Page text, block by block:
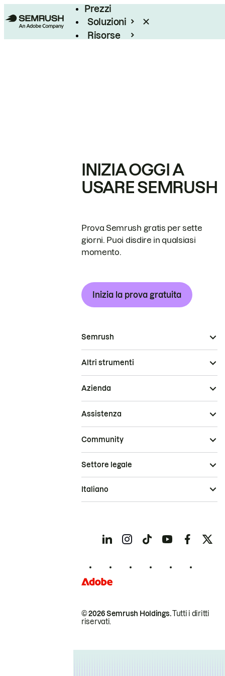
Prezzi
Soluzioni
Risorse
INIZIA OGGI A
USARE SEMRUSH
Prova Semrush gratis per sette
giorni. Puoi disdire in qualsiasi
momento.
Inizia la prova gratuita
Semrush
Altri strumenti
Azienda
Assistenza
Community
© 2026 Semrush Holdings.Tutti i diritti
riservati.
Settore legale
Italiano